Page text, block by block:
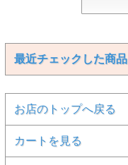
最近チェックした商品
お店のトップへ戻る
カートを見る